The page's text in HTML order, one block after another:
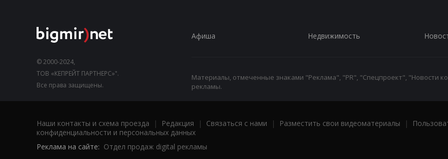
© 2000-2024,
ТОВ «КЕПРЕЙТ ПАРТНЕРС»".
Все права защищены.
Афиша Недвижимость
Материалы, отмеченные знаками "Реклама", "PR", "Спецпроект", "Новости
рекламы.
Наши контакты и схема проезда | Редакция | Связаться с нами | Разместить свои видеоматериалы |
конфиденциальности и персональных данных
Реклама на сайте: Отдел продаж digital рекламы